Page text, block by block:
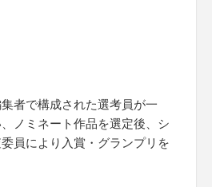
者で構成された選考員が一
ノミネート作品を選定後、シ
員により入賞・グランプリを